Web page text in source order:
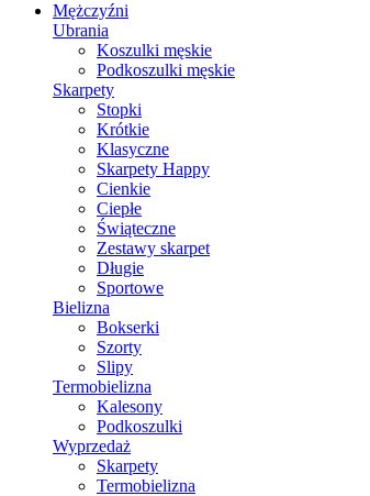
Mężczyźni
Ubrania
Koszulki męskie
Podkoszulki męskie
Skarpety
Stopki
Krótkie
Klasyczne
Skarpety Happy
Cienkie
Ciepłe
Świąteczne
Zestawy skarpet
Długie
Sportowe
Bielizna
Bokserki
Szorty
Slipy
Termobielizna
Kalesony
Podkoszulki
Wyprzedaż
Skarpety
Termobielizna